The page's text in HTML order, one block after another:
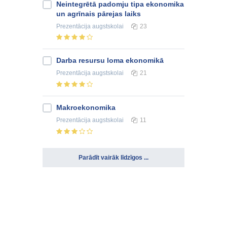
Neintegrētā padomju tipa ekonomika
un agrīnais pārejas laiks
Prezentācija augstskolai 23
Darba resursu loma ekonomikā
Prezentācija augstskolai 21
Makroekonomika
Prezentācija augstskolai 11
Parādīt vairāk līdzīgos ...